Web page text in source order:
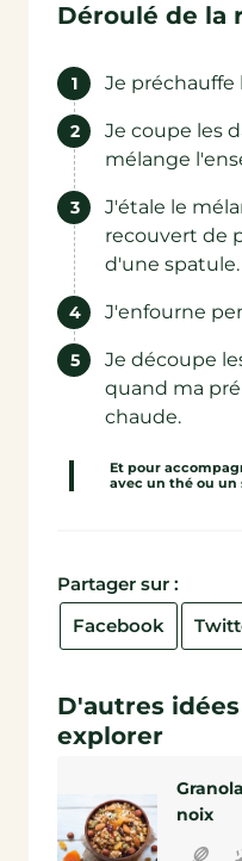
Déroulé de la
Je préchauffe
Je coupe les
mélange
J'étale le
recouvert de
d'une spatule.
J'enfourne
Je découpe
quand ma
chaude.
Et pour
avec un thé ou un
Partager sur :
Facebook
D'autres
explorer
noix